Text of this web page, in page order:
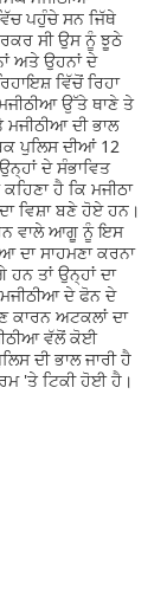
ਪਹੁੰਚੇ ਸਨ ਜਿੱਥੇ
ਸੀ ਉਸ ਨੂੰ ਝੂਠੇ
ਅਤੇ ਉਹਨਾਂ ਦੇ
ਵਿੱਚੋਂ ਰਿਹਾ
ਉੱਤੇ ਥਾਣੇ ਤੇ
ਦੀ ਭਾਲ
ਪੁਲਿਸ ਦੀਆਂ 12
ਦੇ ਸੰਭਾਵਿਤ
ਹੈ ਕਿ ਮਜੀਠਾ
ਵਿਸ਼ਾ ਬਣੇ ਹੋਏ ਹਨ।
ਵਾਲੇ ਆਗੂ ਨੂੰ ਇਸ
ਦਾ ਸਾਹਮਣਾ ਕਰਨਾ
ਹਨ ਤਾਂ ਉਨ੍ਹਾਂ ਦਾ
ਮਜੀਠੀਆ ਦੇ ਫੋਨ ਦੇ
ਕਾਰਨ ਅਟਕਲਾਂ ਦਾ
ਵੱਲੋਂ ਕੋਈ
ਦੀ ਭਾਲ ਜਾਰੀ ਹੈ
'ਤੇ ਟਿਕੀ ਹੋਈ ਹੈ।